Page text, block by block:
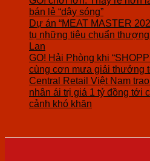
bán lẻ “dậy sóng”
Dự án “MEAT MASTER
tụ những tiêu chuẩn
Lan
GO! Hải Phòng khi
cùng cơn mưa giải thưởng
Central Retail Việt Nam
nhân ái trị giá 1 tỷ đồng tới
cảnh khó khăn